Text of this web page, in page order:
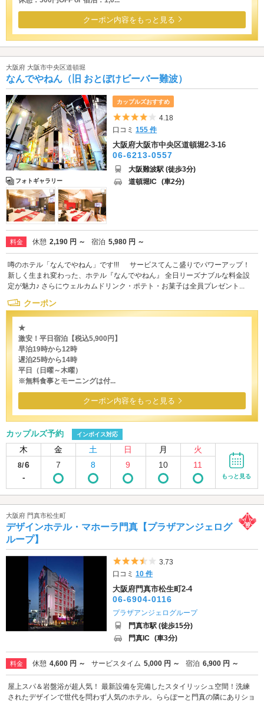
クーポン内容をもっと見る
大阪府 大阪市中央区道頓堀
なんでやねん（旧 おとぼけビーバー難波）
フォトギャラリー
カップルズおすすめ
5つ星のうち4
4.18
口コミ155 件
大阪府大阪市中央区道頓堀2-3-16
06-6213-0557
大阪難波駅 (徒歩3分)
道頓堀IC (車2分)
料金 休憩 2,190 円 ～ 宿泊 5,980 円 ～
噂のホテル「なんでやねん」です!!! サービスてんこ盛りでパワーアップ！
新しく生まれ変わった、ホテル『なんでやねん』 全日リーズナブルな料金設
定が魅力♪ さらにウェルカムドリンク・ポテト・お菓子は全員プレゼント...
クーポン
★
激安！平日宿泊【税込5,900円】
早泊19時から12時
遅泊25時から14時
平日（日曜～木曜）
※無料食事とモーニングは付...
クーポン内容をもっと見る
カップルズ予約 インボイス対応
木 金 土 日 月 火
8/6
-
7 8 9 10 11
もっと見る
大阪府 門真市松生町
デザインホテル・マホーラ門真【プラザアンジェログ
ループ】
5つ星のうち3.5
3.73
口コミ10 件
大阪府門真市松生町2-4
06-6904-0116
プラザアンジェログループ
門真市駅 (徒歩15分)
門真IC (車3分)
料金 休憩 4,600 円 ～ サービスタイム 5,000 円 ～ 宿泊 6,900 円 ～
屋上スパ＆岩盤浴が超人気！ 最新設備を完備したスタイリッシュ空間！洗練
されたデザインで世代を問わず人気のホテル。ららぽーと門真の隣にありショ